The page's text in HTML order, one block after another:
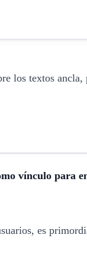
los textos
vínculo para
es